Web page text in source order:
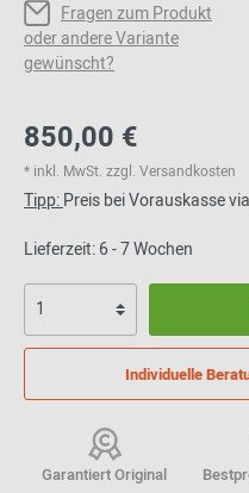
Fragen zum Produkt
oder andere Variante
gewünscht?
850,00 €
* inkl. MwSt. zzgl. Versandkosten
Tipp:Preis bei Vorauskasse
Lieferzeit: 6 - 7 Wochen
Individuelle
Garantiert Original